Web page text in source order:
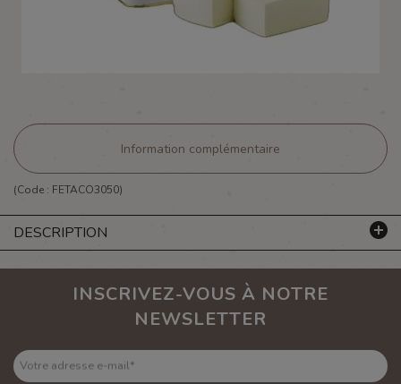
Information complémentaire
(Code : FETACO3050)
DESCRIPTION
INSCRIVEZ-VOUS À NOTRE
NEWSLETTER
Votre adresse e-mail*